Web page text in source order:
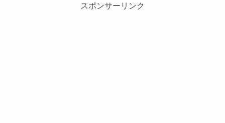
スポンサーリンク